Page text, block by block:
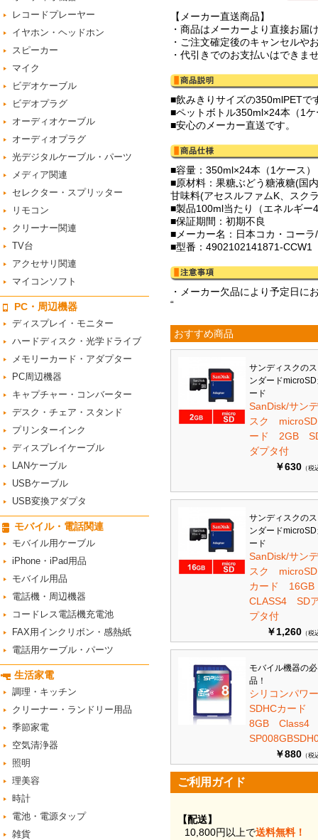
レコードプレーヤー
イヤホン・ヘッドホン
スピーカー
マイク
ビデオケーブル
ビデオプラグ
オーディオケーブル
オーディオプラグ
光デジタルケーブル・パーツ
メディア関連
セレクター・スプリッター
リモコン
クリーナー関連
TV台
アクセサリ関連
マイコンソフト
PC・周辺機器
ディスプレイ・モニター
ハードディスク・光学ドライブ
メモリーカード・アダプター
PC周辺機器
キャプチャー・コンバーター
デスク・チェア・スタンド
プリンターインク
ディスプレイケーブル
LANケーブル
USBケーブル
USB変換アダプタ
モバイル・電話関連
モバイル用ケーブル
iPhone・iPad用品
モバイル用品
電話機・周辺機器
コードレス電話機充電池
FAX用インクリボン・感熱紙
電話用ケーブル・パーツ
生活家電
調理・キッチン
クリーナー・ランドリー用品
季節家電
空気清浄器
照明
理美容
時計
電池・電源タップ
雑貨
【メーカー直送商品】
・商品はメーカーより直接お届
・ご注文確定後のキャンセルや
・代引きでのお支払いはできま
■飲みきりサイズの350mlPETで
■ペットボトル350ml×24本（1
■安心のメーカー直送です。
■容量：350ml×24本（1ケース）
■原材料：果糖ぶどう糖液糖(国
甘味料(アセスルファムK、スク
■製品100ml当たり（エネルギ
■保証期間：初期不良
■メーカー名：日本コカ・コー
■型番：4902102141871-CCW1
・メーカー欠品により予定日に
“
おすすめ商品
サンディスクの
ンダード
ード
SanDisk/サン
スク
ード 2GB
ダプタ付
￥630 （税
サンディスクの
ンダード
ード
SanDisk/サン
スク
カード
CLASS4 SD
プタ付
￥1,260 （税
モバイル機器の
品！
シリコンパ
SDHCカード
8GB
￥880 （税
ご利用ガイド
【配送】
10,800円以上で送料無料！